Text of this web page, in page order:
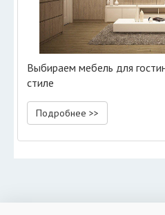
Выбираем мебель для
стиле
Подробнее >>